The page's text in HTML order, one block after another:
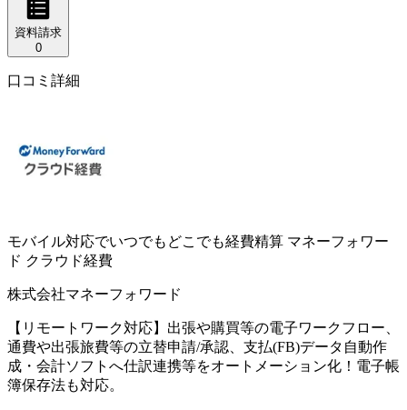
資料請求
0
口コミ詳細
モバイル対応でいつでもどこでも経費精算 マネーフォワー
ド クラウド経費
株式会社マネーフォワード
【リモートワーク対応】出張や購買等の電子ワークフロー、
通費や出張旅費等の立替申請/承認、支払(FB)データ自動作
成・会計ソフトへ仕訳連携等をオートメーション化！電子帳
簿保存法も対応。